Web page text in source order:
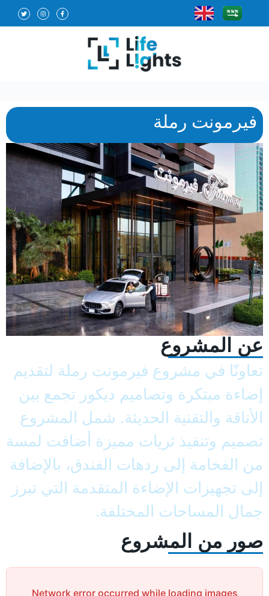
فيرمونت رملة
عن المشروع
تعاونّا في مشروع فيرمونت رملة لتقديم
إضاءة مبتكرة وتصاميم ديكور تجمع بين
الأناقة والتقنية الحديثة. شمل المشروع
تصميم وتنفيذ ثريات مميزة أضافت لمسة
من الفخامة إلى ردهات الفندق، بالإضافة
إلى تجهيزات الإضاءة المتقدمة التي تبرز
جمال المساحات المختلفة.
صور من المشروع
Network error occurred while loading images